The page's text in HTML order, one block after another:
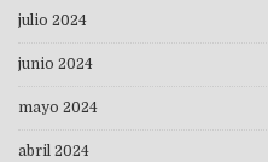
julio 2024
junio 2024
mayo 2024
abril 2024